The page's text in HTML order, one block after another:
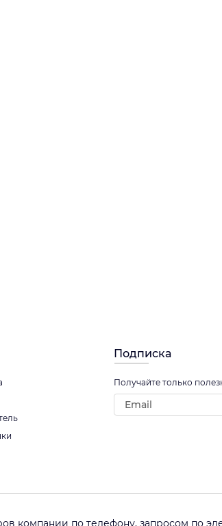
Подписка
Получайте только